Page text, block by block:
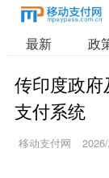
最新 政
传印度政
支付系统
移动支付网